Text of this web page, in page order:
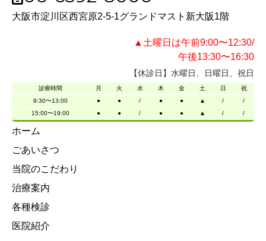
大阪市淀川区西宮原2-5-1グランドマスト新大阪1階
▲土曜日は午前9:00〜12:30/
午後13:30〜16:30
【休診日】水曜日、日曜日、祝日
診療時間 月 火 水 木 金 土 日
祝
9:30〜13:00
● ● / ● ● ▲ /
/
15:00〜19:00
● ● / ● ● ▲ / /
ホーム
ごあいさつ
当院のこだわり
治療案内
各種検診
医院紹介